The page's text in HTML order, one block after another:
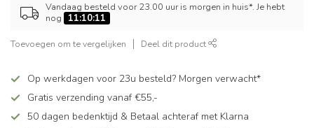
Vandaag besteld voor 23.00 uur is morgen in huis*. Je hebt
nog
11:10:11
Toevoegen om te vergelijken Deel dit product
Op werkdagen voor 23u besteld? Morgen verwacht*
Gratis verzending vanaf €55,-
50 dagen bedenktijd & Betaal achteraf met Klarna